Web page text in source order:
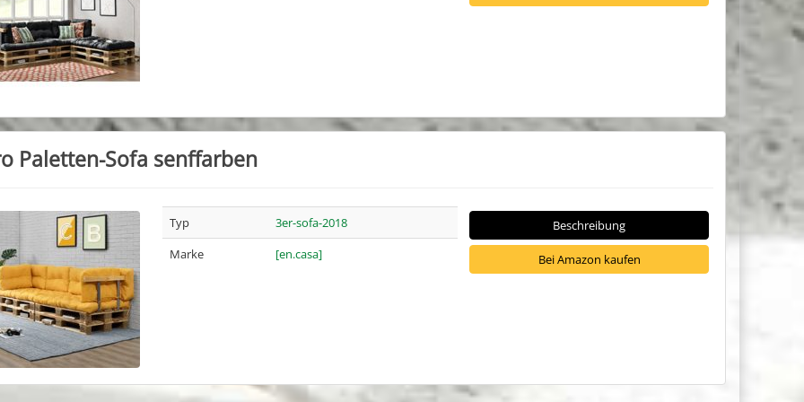
Paletten-Sofa senffarben
Typ
3er-sofa-2018
Marke
[en.casa]
Beschreibung
Bei Amazon kaufen